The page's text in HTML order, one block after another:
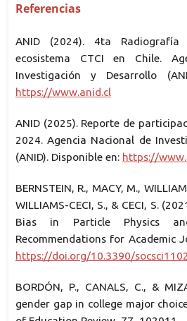
Referencias
ANID (2024). 4ta
ecosistema CTCI en Chile.
Investigación y Desarrollo
https://www.anid.cl
ANID (2025). Reporte de
2024. Agencia Nacional de
(ANID). Disponible en: https://
BERNSTEIN, R., MACY, M.,
WILLIAMS-CECI, S., & CECI, S.
Bias in Particle Physics
Recommendations for Academic
https://doi.org/10.3390/
BORDÓN, P., CANALS, C., &
gender gap in college major